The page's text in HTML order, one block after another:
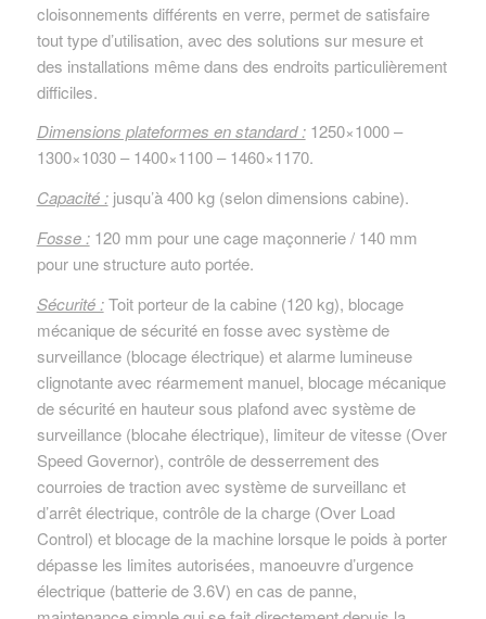
cloisonnements différents en verre, permet de satisfaire
tout type d’utilisation, avec des solutions sur mesure et
des installations même dans des endroits particulièrement
difficiles.
Dimensions plateformes en standard :1250×1000 –
1300×1030 – 1400×1100 – 1460×1170.
Capacité :jusqu’à 400 kg (selon dimensions cabine).
Fosse :120 mm pour une cage maçonnerie / 140 mm
pour une structure auto portée.
Sécurité :Toit porteur de la cabine (120 kg), blocage
mécanique de sécurité en fosse avec système de
surveillance (blocage électrique) et alarme lumineuse
clignotante avec réarmement manuel, blocage mécanique
de sécurité en hauteur sous plafond avec système de
surveillance (blocahe électrique), limiteur de vitesse (Over
Speed Governor), contrôle de desserrement des
courroies de traction avec système de surveillanc et
d’arrêt électrique, contrôle de la charge (Over Load
Control) et blocage de la machine lorsque le poids à porter
dépasse les limites autorisées, manoeuvre d’urgence
électrique (batterie de 3.6V) en cas de panne,